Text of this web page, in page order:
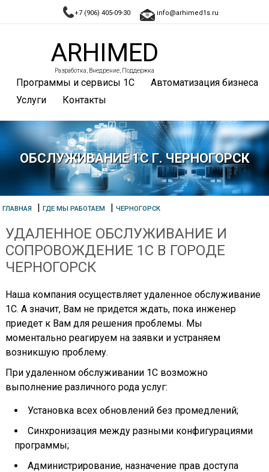
+7 (906) 405-09-30 info@arhimed1s.ru
ARHIMED
Разработка, Внедрение, Поддержка
Программы и сервисы 1С
Автоматизация бизнеса
Услуги
Контакты
ОБСЛУЖИВАНИЕ 1С Г. ЧЕРНОГОРСК
ГЛАВНАЯ |ГДЕ МЫ РАБОТАЕМ |ЧЕРНОГОРСК
УДАЛЕННОЕ ОБСЛУЖИВАНИЕ И
СОПРОВОЖДЕНИЕ 1С В ГОРОДЕ
ЧЕРНОГОРСК
Наша компания осуществляет удаленное обслуживание
1С. А значит, Вам не придется ждать, пока инженер
приедет к Вам для решения проблемы. Мы
моментально реагируем на заявки и устраняем
возникшую проблему.
При удаленном обслуживании 1С возможно
выполнение различного рода услуг:
Установка всех обновлений без промедлений;
Синхронизация между разными конфигурациями
программы;
Администрирование, назначение прав доступа